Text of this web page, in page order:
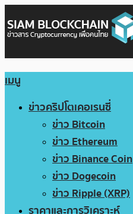
เมนู
ข่าวคริปโตเคอเรนซี่
ข่าว Bitcoin
ข่าว Ethereum
ข่าว Binance Coin
ข่าว Dogecoin
ข่าว Ripple (XRP)